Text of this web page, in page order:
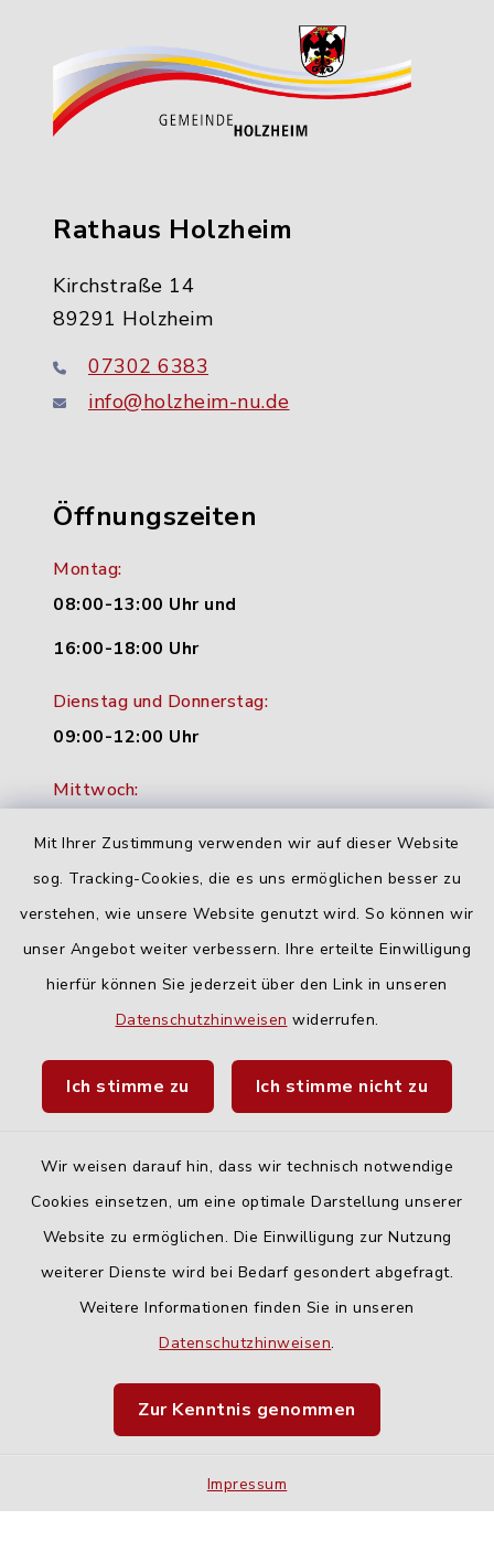
Mit Ihrer Zustimmung verwenden wir auf dieser Website
sog. Tracking-Cookies, die es uns ermöglichen besser zu
verstehen, wie unsere Website genutzt wird. So können wir
unser Angebot weiter verbessern. Ihre erteilte Einwilligung
hierfür können Sie jederzeit über den Link in unseren
Datenschutzhinweisen widerrufen.
Ich stimme zu Ich stimme nicht zu
Wir weisen darauf hin, dass wir technisch notwendige
Cookies einsetzen, um eine optimale Darstellung unserer
Website zu ermöglichen. Die Einwilligung zur Nutzung
weiterer Dienste wird bei Bedarf gesondert abgefragt.
Weitere Informationen finden Sie in unseren
Datenschutzhinweisen.
Zur Kenntnis genommen
Impressum
Rathaus Holzheim
Kirchstraße 14
89291 Holzheim
07302 6383
info@holzheim-nu.de
Öffnungszeiten
Montag:
08:00-13:00 Uhr und
16:00-18:00 Uhr
Dienstag und Donnerstag:
09:00-12:00 Uhr
Mittwoch:
Freitag:
geschlossen
Quicklinks
Fahrplanauskunft DING
Barrierefreiheit
Impressum
Sitemap